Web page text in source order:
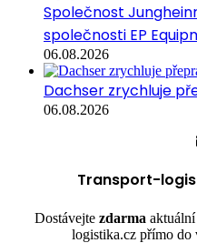
Společnost
společnosti EP
06.08.2026
Dachser zrychluje
06.08.2026
Transport-
Dostávejte zdarma
logistika.cz přímo do